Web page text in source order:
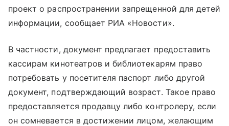
проект о распространении запрещенной для детей
информации, сообщает РИА «Новости».
В частности, документ предлагает предоставить
кассирам кинотеатров и библиотекарям право
потребовать у посетителя паспорт либо другой
документ, подтверждающий возраст. Такое право
предоставляется продавцу либо контролеру, если
он сомневается в достижении лицом, желающим